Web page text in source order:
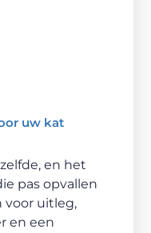
uw kat
en het
pas opvallen
voor uitleg,
en een